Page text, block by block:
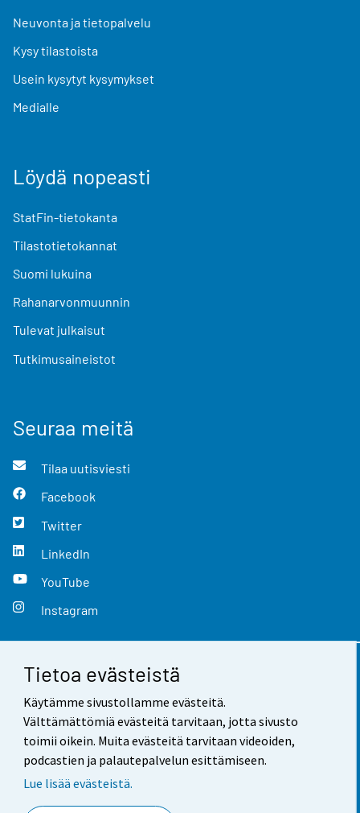
Tietoa evästeistä
Käytämme sivustollamme evästeitä.
Välttämättömiä evästeitä tarvitaan, jotta sivusto
toimii oikein. Muita evästeitä tarvitaan videoiden,
podcastien ja palautepalvelun esittämiseen.
Lue lisää evästeistä.
Neuvonta ja tietopalvelu
Kysy tilastoista
Usein kysytyt kysymykset
Medialle
Löydä nopeasti
StatFin-tietokanta
Tilastotietokannat
Suomi lukuina
Rahanarvonmuunnin
Tulevat julkaisut
Tutkimusaineistot
Seuraa meitä
Tilaa uutisviesti
Facebook
Twitter
LinkedIn
YouTube
Instagram
Yhteystiedot
Palaute
Käyttöehdot
Saavutettavuus